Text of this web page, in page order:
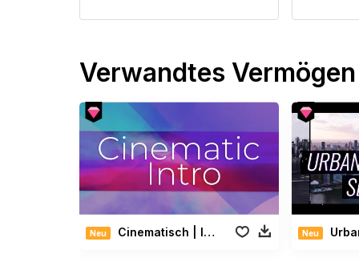
Verwandtes Vermögen
Neu Cinematisch | Intro Neu Urban